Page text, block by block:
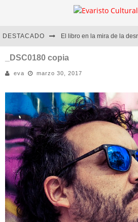
DESTACADO
Marcelo Rubio | El llovedor
Diego Meret | Hotel Acapulco
Alejandra Correa | La nieve
_DSC0180 copia
eva marzo 30, 2017